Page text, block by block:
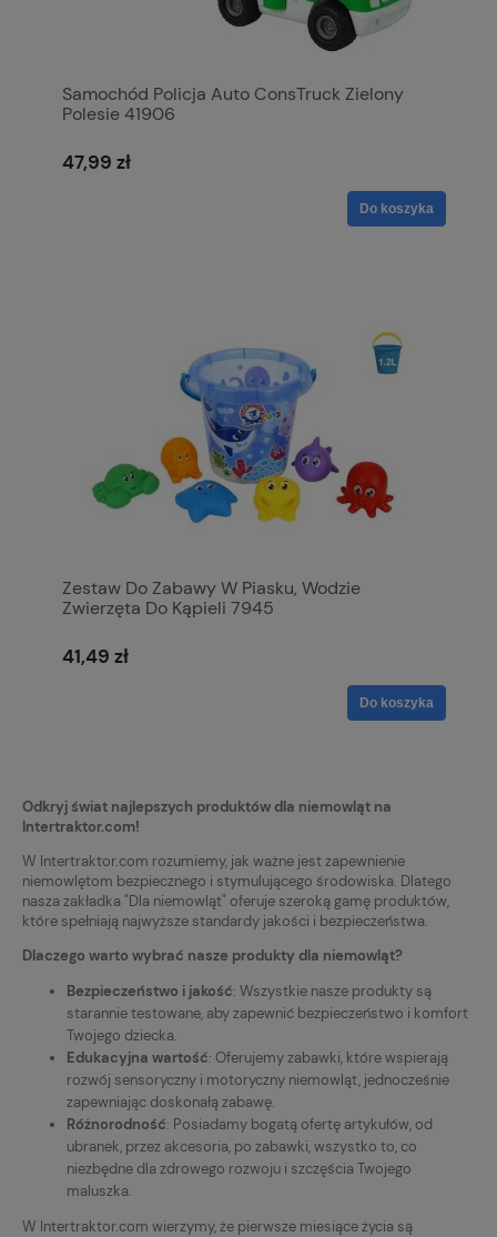
Samochód Policja Auto ConsTruck Zielony
Polesie 41906
47,99 zł
Do koszyka
Zestaw Do Zabawy W Piasku, Wodzie
Zwierzęta Do Kąpieli 7945
41,49 zł
Do koszyka
Odkryj świat najlepszych produktów dla niemowląt na
Intertraktor.com!
W Intertraktor.com rozumiemy, jak ważne jest zapewnienie
niemowlętom bezpiecznego i stymulującego środowiska. Dlatego
nasza zakładka "Dla niemowląt" oferuje szeroką gamę produktów,
które spełniają najwyższe standardy jakości i bezpieczeństwa.
Dlaczego warto wybrać nasze produkty dla niemowląt?
Bezpieczeństwo i jakość: Wszystkie nasze produkty są
starannie testowane, aby zapewnić bezpieczeństwo i komfort
Twojego dziecka.
Edukacyjna wartość: Oferujemy zabawki, które wspierają
rozwój sensoryczny i motoryczny niemowląt, jednocześnie
zapewniając doskonałą zabawę.
Różnorodność: Posiadamy bogatą ofertę artykułów, od
ubranek, przez akcesoria, po zabawki, wszystko to, co
niezbędne dla zdrowego rozwoju i szczęścia Twojego
maluszka.
W Intertraktor.com wierzymy, że pierwsze miesiące życia są